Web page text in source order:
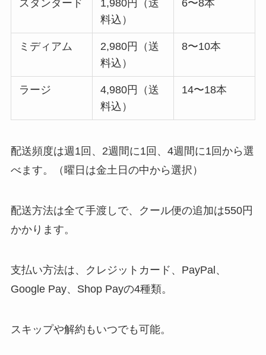
スタンダード
1,980円（送
料込）
6〜8本
ミディアム
2,980円（送
料込）
8〜10本
ラージ
4,980円（送
料込）
14〜18本
配送頻度は週1回、2週間に1回、4週間に1回から選
べます。（曜日は金土日の中から選択）
配送方法は全て手渡しで、クール便の追加は550円
かかります。
支払い方法は、クレジットカード、PayPal、
Google Pay、Shop Payの4種類。
スキップや解約もいつでも可能。